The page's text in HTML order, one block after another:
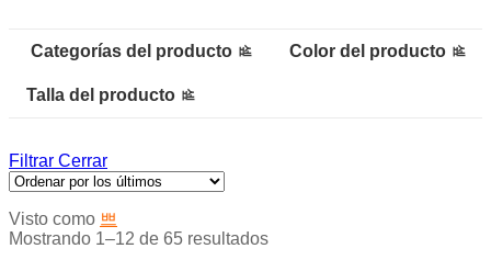
Categorías del producto Color del producto
Talla del producto
Filtrar Cerrar
Visto como
Mostrando 1–12 de 65 resultados